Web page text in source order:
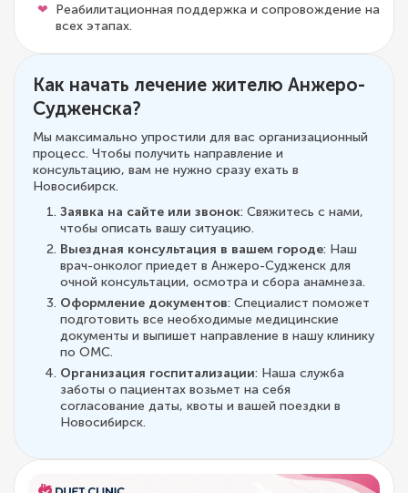
Реабилитационная поддержка и сопровождение на
всех этапах.
Как начать лечение жителю Анжеро-
Судженска?
Мы максимально упростили для вас организационный
процесс. Чтобы получить направление и
консультацию, вам не нужно сразу ехать в
Новосибирск.
Заявка на сайте или звонок: Свяжитесь с нами,
чтобы описать вашу ситуацию.
Выездная консультация в вашем городе: Наш
врач-онколог приедет в Анжеро-Судженск для
очной консультации, осмотра и сбора анамнеза.
Оформление документов: Специалист поможет
подготовить все необходимые медицинские
документы и выпишет направление в нашу клинику
по ОМС.
Организация госпитализации: Наша служба
заботы о пациентах возьмет на себя
согласование даты, квоты и вашей поездки в
Новосибирск.